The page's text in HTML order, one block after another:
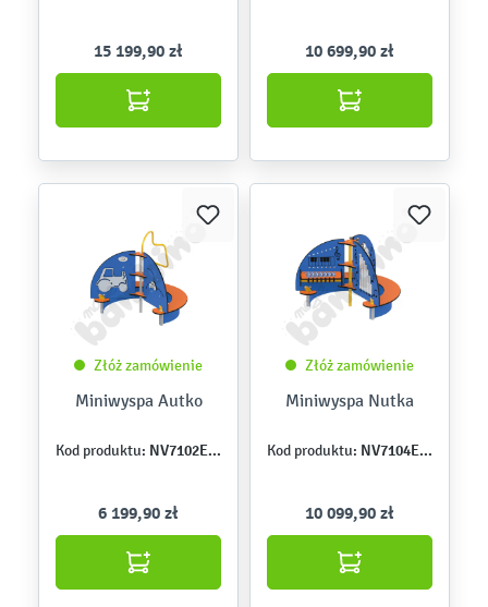
15 199,90 zł 10 699,90 zł
Złóż zamówienie
Miniwyspa Autko
Kod produktu: NV7102EPZ
6 199,90 zł
Złóż zamówienie
Miniwyspa Nutka
Kod produktu: NV7104EPZ
10 099,90 zł